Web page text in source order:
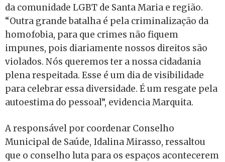
da comunidade LGBT de Santa Maria e região.
“Outra grande batalha é pela criminalização da
homofobia, para que crimes não fiquem
impunes, pois diariamente nossos direitos são
violados. Nós queremos ter a nossa cidadania
plena respeitada. Esse é um dia de visibilidade
para celebrar essa diversidade. É um resgate pela
autoestima do pessoal”, evidencia Marquita.
A responsável por coordenar Conselho
Municipal de Saúde, Idalina Mirasso, ressaltou
que o conselho luta para os espaços acontecerem